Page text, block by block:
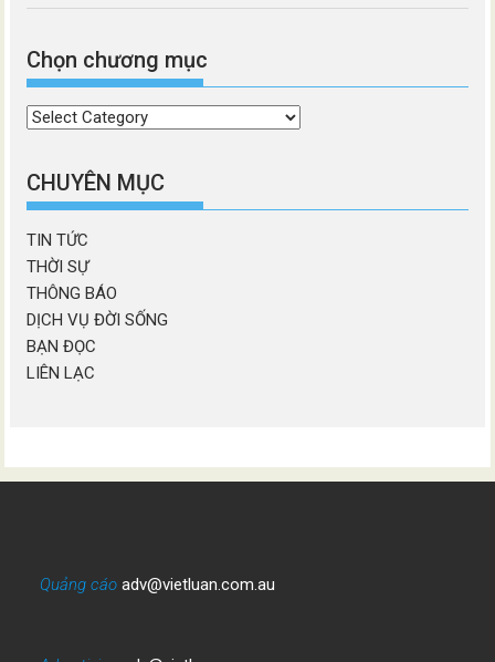
Chọn chương mục
Chọn
mục
CHUYÊN MỤC
TIN TỨC
THỜI SỰ
THÔNG BÁO
DỊCH VỤ ĐỜI SỐNG
BẠN ĐỌC
LIÊN LẠC
Quảng cáo adv@vietluan.com.au